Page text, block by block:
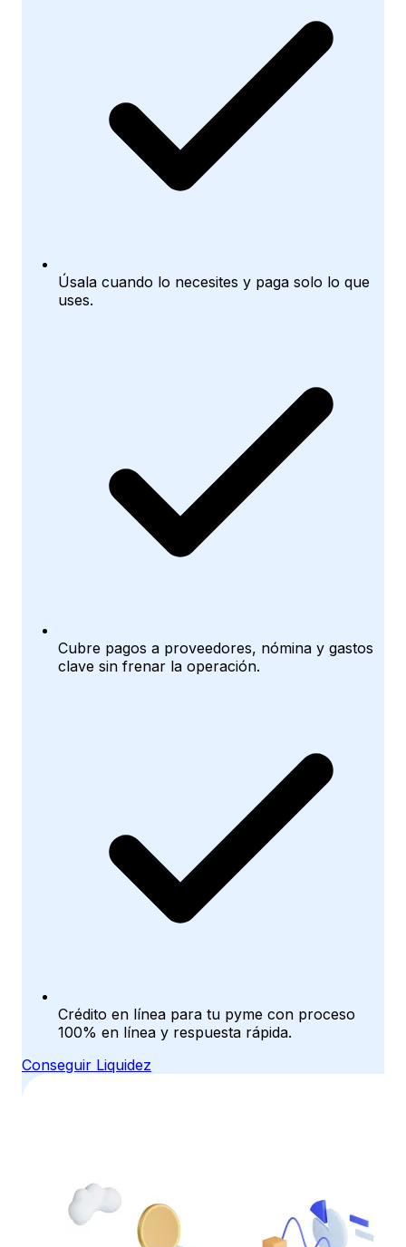
Úsala cuando lo necesites y paga solo lo que
uses.
Cubre pagos a proveedores, nómina y gastos
clave sin frenar la operación.
Crédito en línea para tu pyme con proceso
100% en línea y respuesta rápida.
Conseguir Liquidez